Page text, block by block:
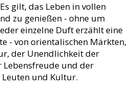
gilt, das Leben in vollen
zu genießen - ohne um
einzelne Duft erzählt eine
- von orientalischen Märkten,
der Unendlichkeit der
Lebensfreude und der
und Kultur.